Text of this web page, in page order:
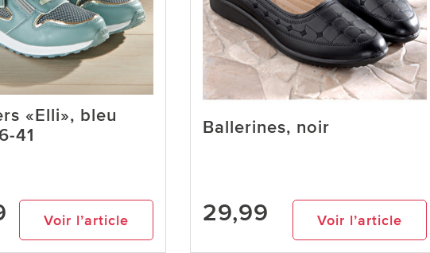
«Elli», bleu
41
Voir l’article
Ballerines, noir
29,99 Voir l’article